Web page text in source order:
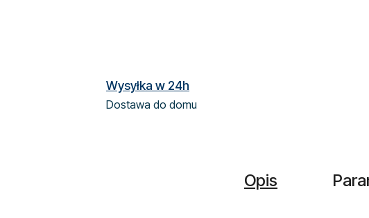
Wysyłka w 24h
Dostawa do domu
Opis